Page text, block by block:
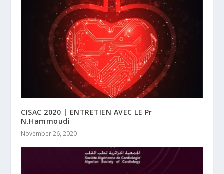
CISAC 2020 | ENTRETIEN AVEC LE Pr
N.Hammoudi
November 26, 2020